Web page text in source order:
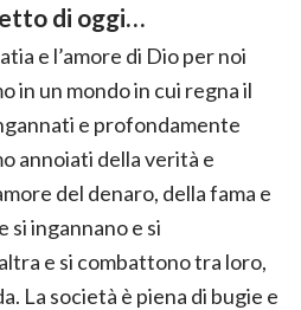
di oggi…
e l’amore di Dio per noi
in un mondo in cui regna il
e profondamente
annoiati della verità e
del denaro, della fama e
si ingannano e si
e si combattono tra loro,
La società è piena di bugie e